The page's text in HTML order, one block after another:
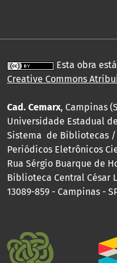
Esta obra
Creative Commons
Cad. Cemarx, Campinas
Universidade Estadual
Sistema de Bibliotecas
Periódicos Eletrônicos
Rua Sérgio Buarque de
Biblioteca Central César
13089-859 - Campinas -